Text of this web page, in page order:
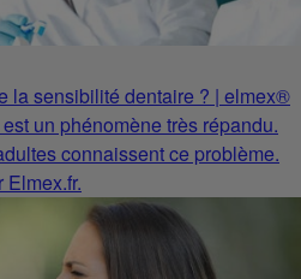
la sensibilité dentaire ? | elmex®
un phénomène très répandu.
connaissent ce problème.
Elmex.fr.